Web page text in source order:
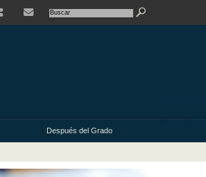
Después del Grado